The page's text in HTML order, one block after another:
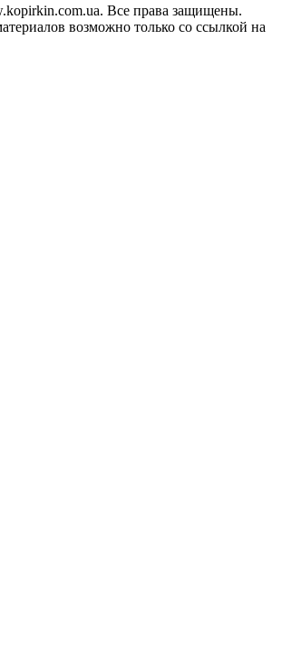
Все права защищены.
возможно только со ссылкой на